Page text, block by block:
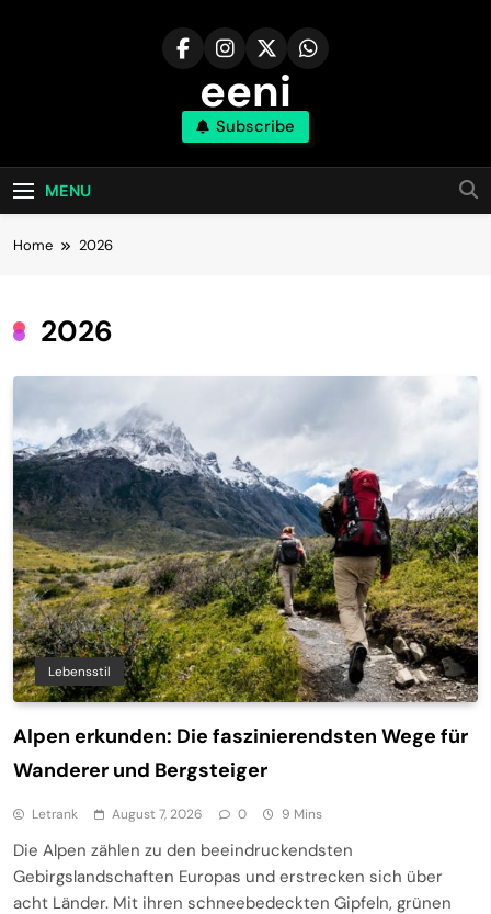
eeni
Subscribe
MENU
Home 2026
2026
Lebensstil
Alpen erkunden: Die faszinierendsten Wege für
Wanderer und Bergsteiger
Letrank August 7, 2026 0 9 Mins
Die Alpen zählen zu den beeindruckendsten
Gebirgslandschaften Europas und erstrecken sich über
acht Länder. Mit ihren schneebedeckten Gipfeln, grünen